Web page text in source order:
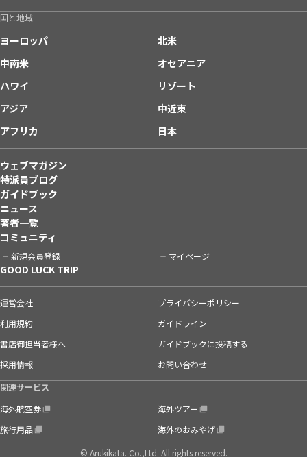
国と地域
ヨーロッパ
北米
中南米
オセアニア
ハワイ
リゾート
アジア
中近東
アフリカ
日本
ウェブマガジン
特派員ブログ
ガイドブック
ニュース
著者一覧
コミュニティ
新規会員登録 マイページ
GOOD LUCK TRIP
運営会社
プライバシーポリシー
利用規約
ガイドライン
書店御担当者様へ
ガイドブックに投稿する
採用情報
お問い合わせ
関連サービス
海外航空券
海外ツアー
旅行用品
海外のおみやげ
© Arukikata. Co.,Ltd. All rights reserved.